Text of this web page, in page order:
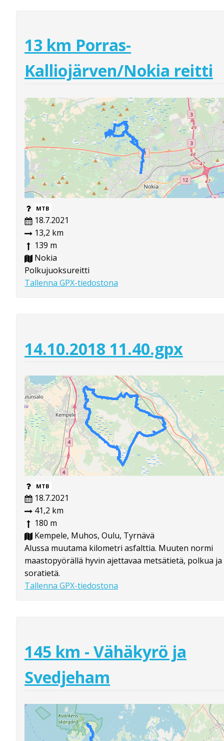
13 km Porras-
Kalliojärven/Nokia reitti
MTB
18.7.2021
13,2 km
139 m
Nokia
Polkujuoksureitti
Tallenna GPX-tiedostona
14.10.2018 11.40.gpx
MTB
18.7.2021
41,2 km
180 m
Kempele, Muhos, Oulu, Tyrnävä
Alussa muutama kilometri asfalttia. Muuten normi
maastopyörällä hyvin ajettavaa metsätietä, polkua ja
soratietä.
Tallenna GPX-tiedostona
145 km - Vähäkyrö ja
Svedjeham